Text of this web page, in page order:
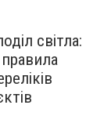
світла: